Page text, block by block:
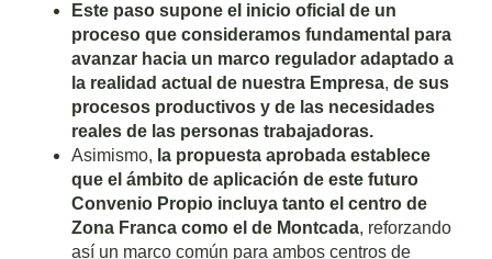
Este paso supone el inicio oficial de un
proceso que consideramos fundamental para
avanzar hacia un marco regulador adaptado a
la realidad actual de nuestra Empresa, de sus
procesos productivos y de las necesidades
reales de las personas trabajadoras.
Asimismo, la propuesta aprobada establece
que el ámbito de aplicación de este futuro
Convenio Propio incluya tanto el centro de
Zona Franca como el de Montcada, reforzando
así un marco común para ambos centros de